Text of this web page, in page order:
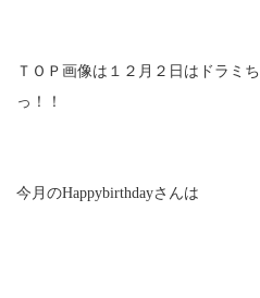
ＴＯＰ画像は１２月２日はドラミ
っ！！
今月のHappybirthdayさんは